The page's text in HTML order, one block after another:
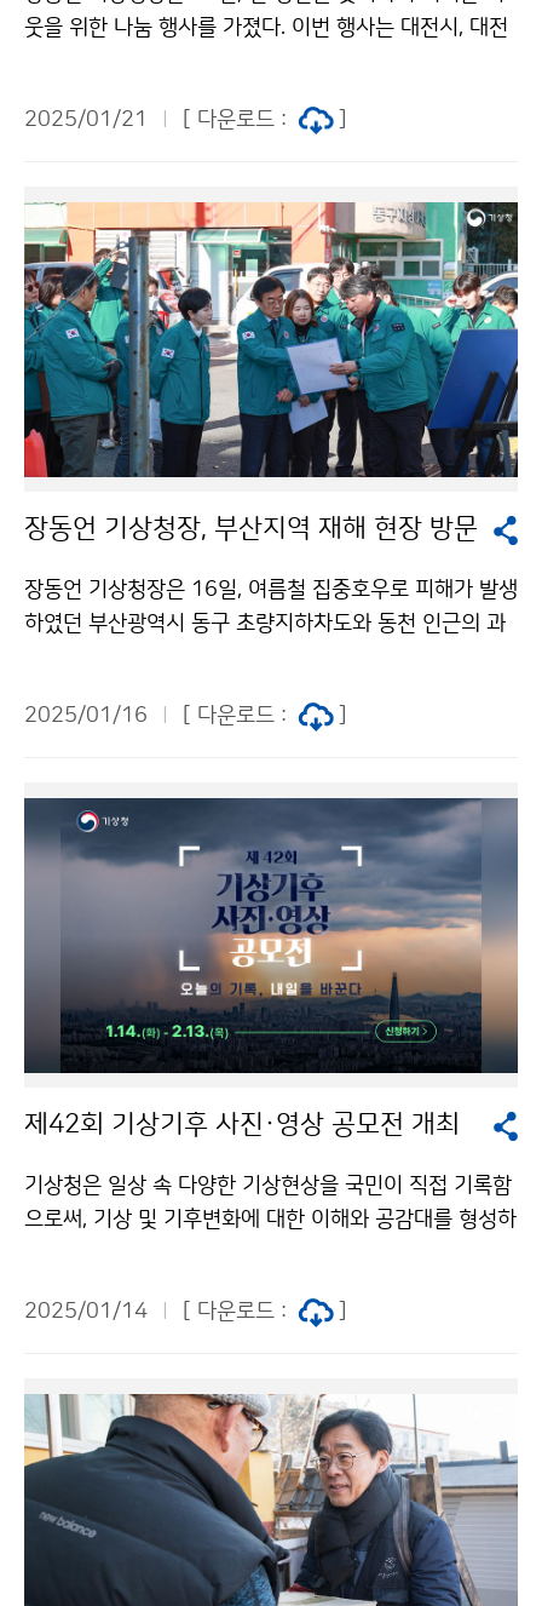
웃을 위한 나눔 행사를 가졌다. 이번 행사는 대전시, 대전
하고 명절 위문 물품 100세트를 취약계층 100가구에 전
2025/01/21 [ 다운로드 :
장동언 기상청장, 부산지역 재해 현장 방문
장동언 기상청장은 16일, 여름철 집중호우로 피해가 발생
하였던 부산광역시 동구 초량지하차도와 동천 인근의 과
였다.
2025/01/16 [ 다운로드 :
제42회 기상기후 사진·영상 공모전 개최
기상청은 일상 속 다양한 기상현상을 국민이 직접 기록함
으로써, 기상 및 기후변화에 대한 이해와 공감대를 형성하
전 누리집(www.weather-photo.kr)을 통해 대한민국
사진·영상 공모전 사무국 / 070-8098-2085
2025/01/14 [ 다운로드 :